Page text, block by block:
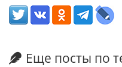
Еще посты по